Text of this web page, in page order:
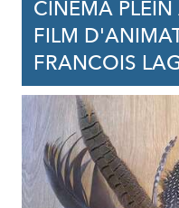
CINÉMA PLEIN
FILM
FRANCOIS